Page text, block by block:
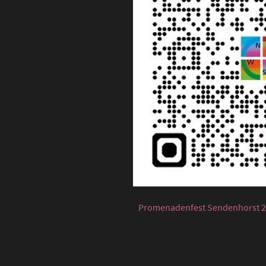
Promenadenfest Sendenhorst